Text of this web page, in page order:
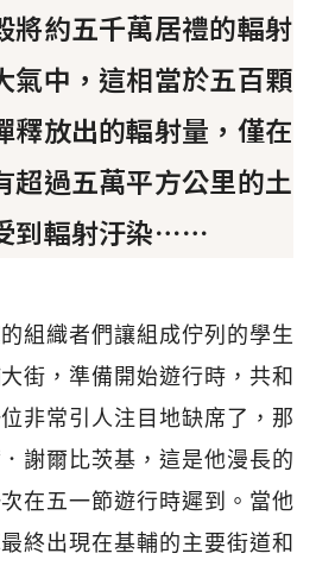
將約五千萬居禮的輻射
氣中，這相當於五百顆
釋放出的輻射量，僅在
超過五萬平方公里的土
到輻射汙染⋯⋯
組織者們讓組成佇列的學生
街，準備開始遊行時，共和
非常引人注目地缺席了，那
謝爾比茨基，這是他漫長的
在五一節遊行時遲到。當他
終出現在基輔的主要街道和